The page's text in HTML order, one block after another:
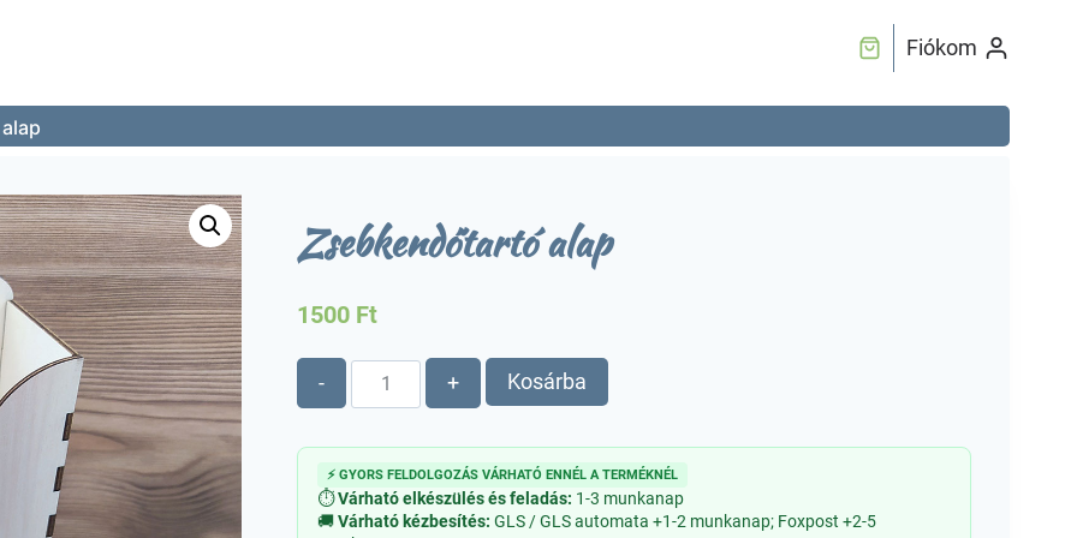
Fiókom
Zsebkendőtartó alap
1500 Ft
-
Zsebkendőtartó
alap
+ Kosárba
⚡ GYORS FELDOLGOZÁS VÁRHATÓ ENNÉL A TERMÉKNÉL
⏱Várható elkészülés és feladás: 1-3 munkanap
🚚Várható kézbesítés: GLS / GLS automata +1-2 munkanap; Foxpost +2-5